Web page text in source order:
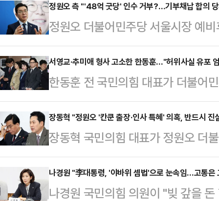
줄줄이 사법부 심판대에 오르면서
화, 사법의 정치화가 이제는 상수로
의힘 김영환 충북도지사 후보와 주
각각 법원에 효력정지 가처분을 제
사합의51부(권성수 수석부장판사)
기준에 대해 일관된 가…
정원오 측 "'48억 굿당' 인수 거부?…기부채납 합의
정원오 더불어민주당 서울시장 예
의 굿당(아기씨당) 신축에 대한 기
수를 거부하고 있다는 의혹에 대해
다"고 반박했다.정원오 후보 캠프
과 무속인 측 사이에 굿당 기부채납
여해 합의된 내용은 아니다"라고
짓게 해놓고 인수 거부?…조합원들
가 성동구청장 재임…
서영교·추미애 형사 고소한 한동훈…"허위사실 유포
한동훈 전 국민의힘 대표가 더불어
조작 기소 국정조사 특별위원회'와
의원과 국회 법제사법위원장을 지
동훈 전 대표 측은 6일 언론 공지를
서 허위사실을 유포한 추 의원과
실을 유포한 서 의원을 공직선거법
손죄 등으로 민·형사 조치할 예정"
장동혁 "정원오 '칸쿤 출장·인사 특혜' 의혹, 반드시 진
장동혁 국민의힘 대표가 정원오 더
청장 재임 시절 해외 출장 논란과
구했다.장동혁 대표는 6일 자신의
장 시절 '칸쿤 경유 출장'의 실체가
나경원 "李대통령, '야바위 셈법'으로 눈속임…고통은
나경원 국민의힘 의원이 "빚 갚을